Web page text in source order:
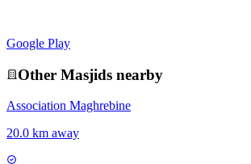
Google Play
Other Masjids nearby
Association Maghrebine
20.0 km away